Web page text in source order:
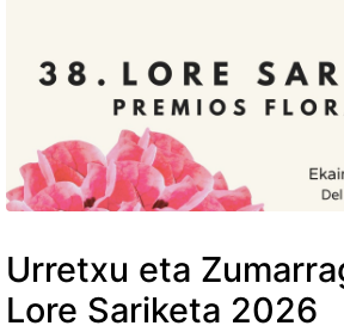
Urretxu eta
Lore Sariketa 2026